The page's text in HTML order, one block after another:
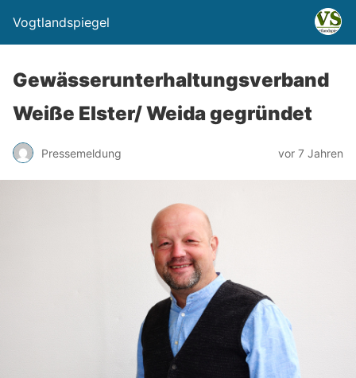
Vogtlandspiegel
Gewässerunterhaltungsverband
Weiße Elster/ Weida gegründet
Pressemeldung vor 7 Jahren